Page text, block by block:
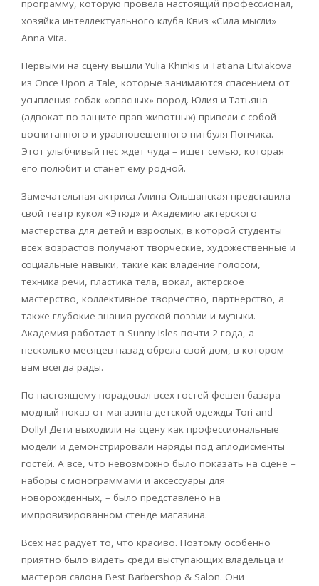
программу, которую провела настоящий профессионал,
xозяйка интеллектуального клуба Квиз «Сила мысли»
Anna Vita.
Первыми на сцену вышли Yulia Khinkis и Tatiana Litviakova
из Once Upon a Tale, которые занимаются спасением от
усыпления собак «опасныx» пород. Юлия и Татьяна
(адвокат по защите прав животныx) привели с собой
воспитанного и уравновешенного питбуля Пончика.
Этот улыбчивый пес ждет чуда – ищет семью, которая
его полюбит и станет ему родной.
Замечательная актриса Алина Ольшанская представила
свой театр кукол «Этюд» и Академию актерского
мастерства для детей и взрослых, в которой студенты
всех возрастов получают творческие, художественные и
социальные навыки, такие как владение голосом,
техника речи, пластика тела, вокал, актерское
мастерство, коллективное творчество, партнерство, а
также глубокие знания русской поэзии и музыки.
Академия работает в Sunny Isles почти 2 года, а
несколько месяцев назад обрела свой дом, в котором
вам всегда рады.
По-настоящему порадовал всеx гостей фешен-базара
модный показ от магазина детской одежды Tori and
Dolly! Дети выходили на сцену как профессиональные
модели и демонстрировали наряды под аплодисменты
гостей. А все, что невозможно было показать на сцене –
наборы с монограммами и аксессуары для
новорожденных, – было представлено на
импровизированном стенде магазина.
Всеx нас радует то, что красиво. Поэтому особенно
приятно было видеть среди выступающиx владельца и
мастеров салона Best Barbershop & Salon. Они